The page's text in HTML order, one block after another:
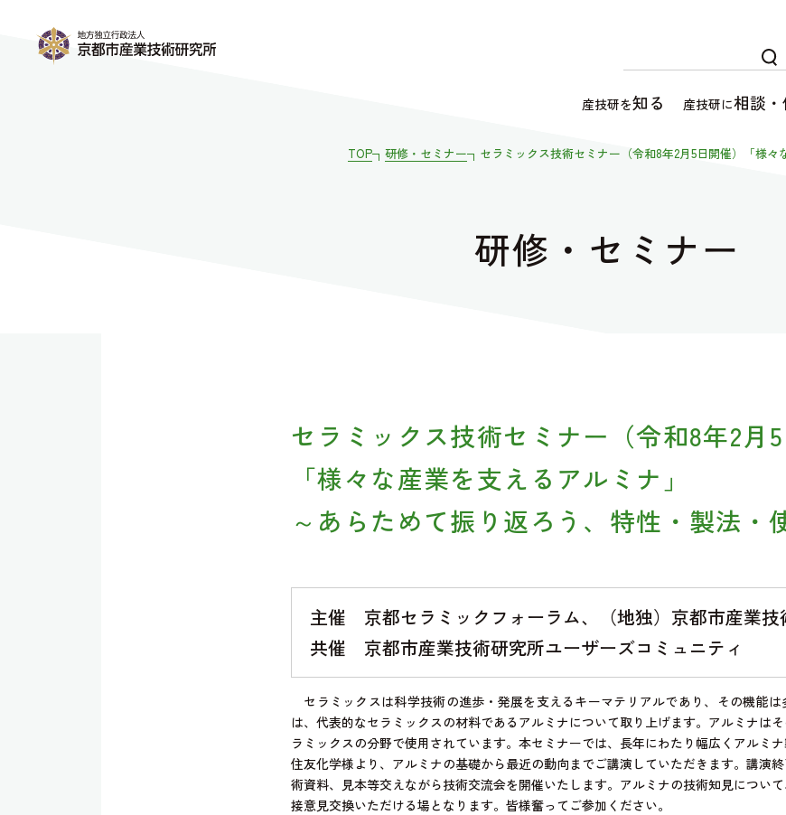
産技研を知る 産技研に相談
TOP 研修・セミナー セラミックス技術セミナー（令和8年2月5日開催）「様
研修・セミナー
セラミックス技術セミナー（令和8年2月5
「様々な産業を支えるアルミナ」
～あらためて振り返ろう、特性・製法・
主催 京都セラミックフォーラム、（地独）京都市産業技
共催 京都市産業技術研究所ユーザーズコミュニティ
セラミックスは科学技術の進歩・発展を支えるキーマテリアルであり、その機能
は、代表的なセラミックスの材料であるアルミナについて取り上げます。アルミナは
ラミックスの分野で使用されています。本セミナーでは、長年にわたり幅広くアルミ
住友化学様より、アルミナの基礎から最近の動向までご講演していただきます。講演
術資料、見本等交えながら技術交流会を開催いたします。アルミナの技術知見につい
接意見交換いただける場となります。皆様奮ってご参加ください。